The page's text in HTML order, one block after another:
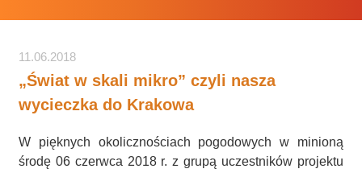
11.06.2018
„Świat w skali mikro” czyli nasza
wycieczka do Krakowa
W pięknych okolicznościach pogodowych w minioną
środę 06 czerwca 2018 r. z grupą uczestników projektu